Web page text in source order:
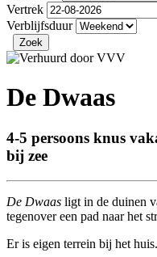
Vertrek
Verblijfsduur
De Dwaas
4-5 persoons knus
bij zee
De Dwaas ligt in de duinen
tegenover een pad naar het
Er is eigen terrein bij het huis.